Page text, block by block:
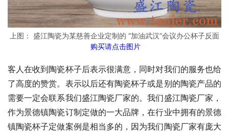
上图： 盛江陶瓷为某慈善企业定制的 “加油武汉”会议办公杯子反面
购买请点击图片
客人在收到陶瓷杯子后表示很满意，同时对我们的服务也给
了高度的赞赏。表示以后还有陶瓷杯子或是别的陶瓷产品的
需要一定会联系我们盛江陶瓷厂家的。我们盛江陶瓷厂家，
作为景德镇陶瓷订制定做的一大品牌，在行业中拥有的景德
镇陶瓷杯子定做案例是相当多的，因为我们陶瓷厂家有庞大